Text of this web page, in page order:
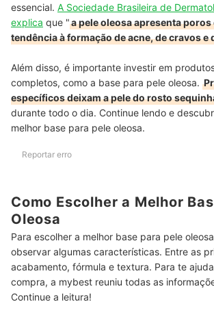
essencial. A Sociedade Brasileira de
explica que "a pele oleosa apresenta
tendência à formação de acne, de cravos e
Além disso, é importante investir em
completos, como a base para pele oleosa.
específicos deixam a pele do rosto
durante todo o dia. Continue lendo e
melhor base para pele oleosa.
Reportar erro
Como Escolher a Melhor
Oleosa
Para escolher a melhor base para pele
observar algumas características. Entre as
acabamento, fórmula e textura. Para te
compra, a mybest reuniu todas as
Continue a leitura!